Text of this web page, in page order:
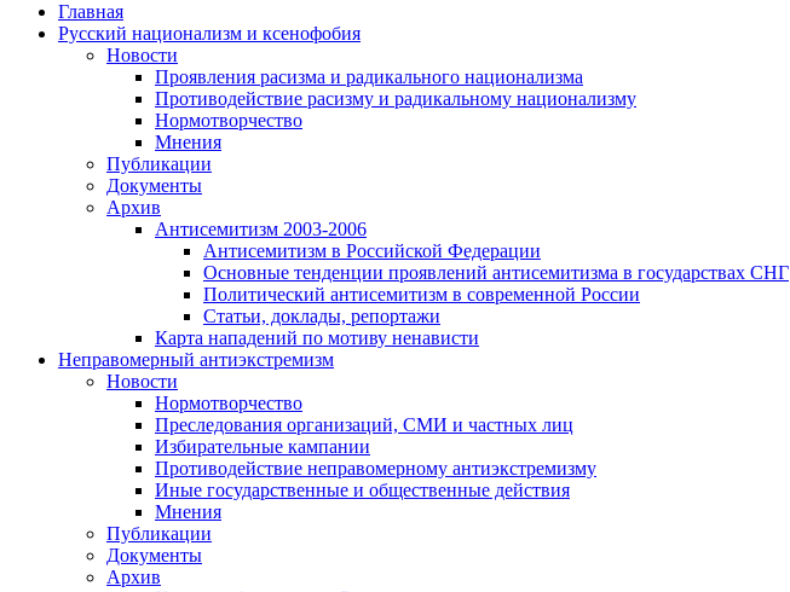
Главная
Русский национализм и ксенофобия
Новости
Проявления расизма и радикального национализма
Противодействие расизму и радикальному национализму
Нормотворчество
Мнения
Публикации
Документы
Архив
Антисемитизм 2003-2006
Антисемитизм в Российской Федерации
Основные тенденции проявлений антисемитизма в государствах СНГ
Политический антисемитизм в современной России
Статьи, доклады, репортажи
Карта нападений по мотиву ненависти
Неправомерный антиэкстремизм
Новости
Нормотворчество
Преследования организаций, СМИ и частных лиц
Избирательные кампании
Противодействие неправомерному антиэкстремизму
Иные государственные и общественные действия
Мнения
Публикации
Документы
Архив